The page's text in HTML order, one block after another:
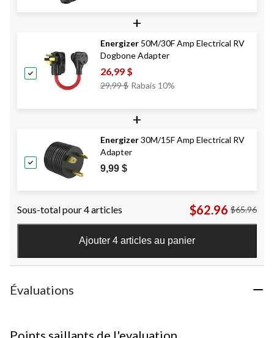
+
Energizer 50M/30F Amp Electrical RV
Dogbone Adapter
26,99 $
29,99 $ Prix
Rabais 10%
+
Energizer30M/15F Amp Electrical RV
Adapter
9,99 $
Sous-total pour 4 articles $62.96 $65.96
Ajouter 4 articles au panier
Évaluations
Points saillants de l'evaluation